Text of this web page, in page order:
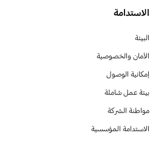
الاستدامة
البيئة
الأمان والخصوصية
إمكانية الوصول
بيئة عمل شاملة
مواطنة الشركة
الاستدامة المؤسسية